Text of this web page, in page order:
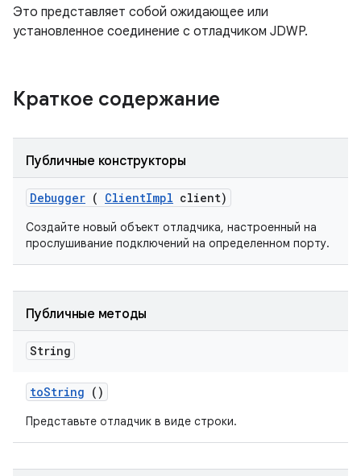
Это представляет собой ожидающее или
установленное соединение с отладчиком JDWP.
Краткое содержание
Публичные конструкторы
Debugger ( ClientImpl client)
Создайте новый объект отладчика, настроенный на
прослушивание подключений на определенном порту.
Публичные методы
String
toString ()
Представьте отладчик в виде строки.